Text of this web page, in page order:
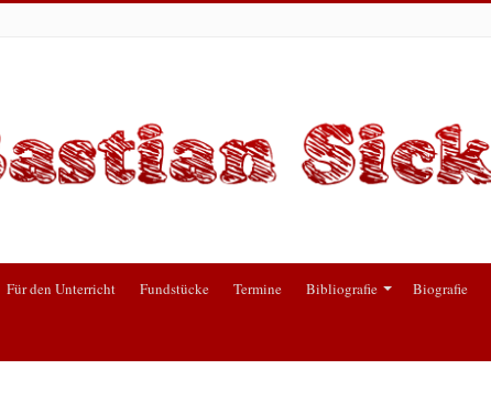
Für den Unterricht Fundstücke Termine Bibliografie Biografie